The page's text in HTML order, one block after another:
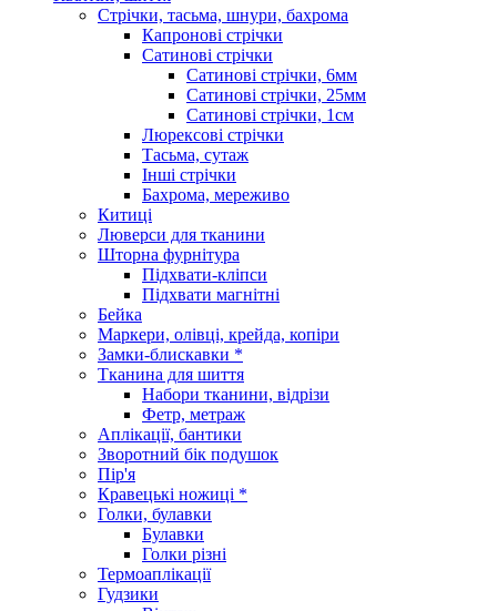
Стрічки, тасьма, шнури, бахрома
Капронові стрічки
Сатинові стрічки
Сатинові стрічки, 6мм
Сатинові стрічки, 25мм
Сатинові стрічки, 1см
Люрексові стрічки
Тасьма, сутаж
Інші стрічки
Бахрома, мереживо
Китиці
Люверси для тканини
Шторна фурнітура
Підхвати-кліпси
Підхвати магнітні
Бейка
Маркери, олівці, крейда, копіри
Замки-блискавки *
Тканина для шиття
Набори тканини, відрізи
Фетр, метраж
Аплікації, бантики
Зворотний бік подушок
Пір'я
Кравецькі ножиці *
Голки, булавки
Булавки
Голки різні
Термоаплікації
Гудзики